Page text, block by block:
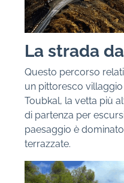
La strada
Questo percorso
un pittoresco
Toubkal, la vetta più
di partenza per
paesaggio è
terrazzate.